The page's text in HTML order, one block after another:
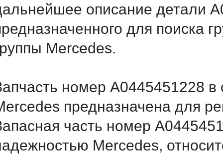
описание детали
для поиска
Mercedes.
номер A0445451228 в
предназначена для
часть номер
Mercedes,